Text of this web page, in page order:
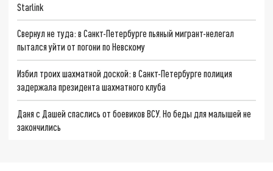
Starlink
Свернул не туда: в Санкт-Петербурге пьяный мигрант-нелегал
пытался уйти от погони по Невскому
Избил троих шахматной доской: в Санкт-Петербурге полиция
задержала президента шахматного клуба
Даня с Дашей спаслись от боевиков ВСУ. Но беды для малышей не
закончились